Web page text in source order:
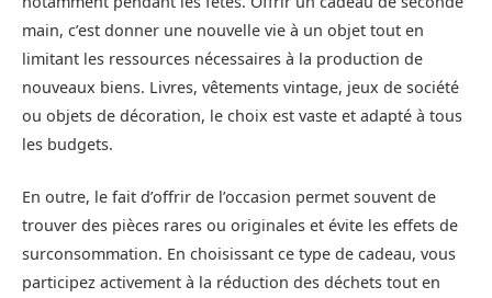
main, c’est donner une nouvelle vie à un objet tout en
limitant les ressources nécessaires à la production de
nouveaux biens. Livres, vêtements vintage, jeux de société
ou objets de décoration, le choix est vaste et adapté à tous
les budgets.
En outre, le fait d’offrir de l’occasion permet souvent de
trouver des pièces rares ou originales et évite les effets de
surconsommation. En choisissant ce type de cadeau, vous
participez activement à la réduction des déchets tout en